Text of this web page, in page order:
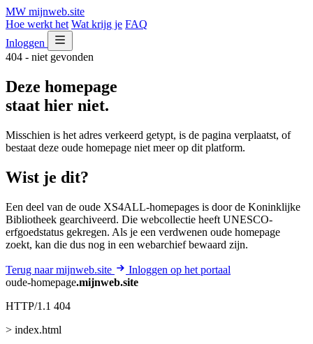
MW mijnweb.site
Hoe werkt het Wat krijg je FAQ
Inloggen
404 - niet gevonden
Deze homepage
staat hier niet.
Misschien is het adres verkeerd getypt, is de pagina verplaatst, of
bestaat deze oude homepage niet meer op dit platform.
Wist je dit?
Een deel van de oude XS4ALL-homepages is door de Koninklijke
Bibliotheek gearchiveerd. Die webcollectie heeft UNESCO-
erfgoedstatus gekregen. Als je een verdwenen oude homepage
zoekt, kan die dus nog in een webarchief bewaard zijn.
Terug naar mijnweb.site
Inloggen op het portaal
oude-homepage.mijnweb.site
HTTP/1.1 404
> index.html